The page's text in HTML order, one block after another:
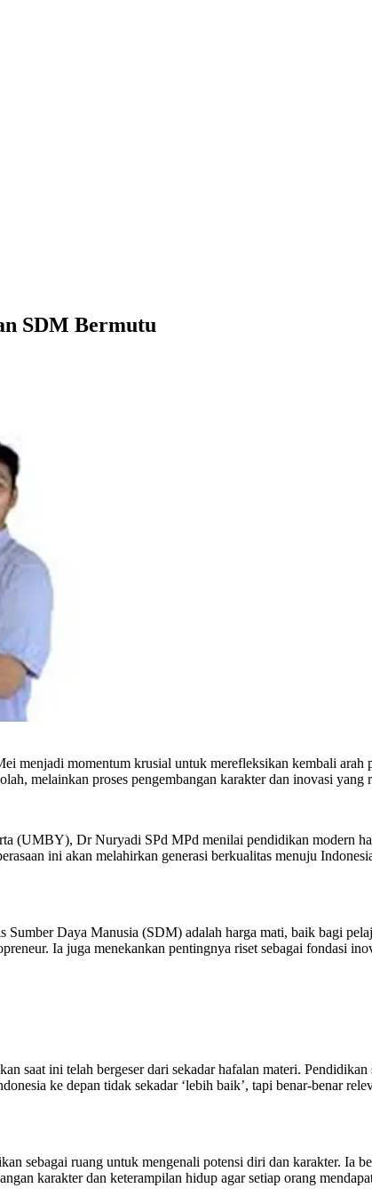
SDM Bermutu
menjadi momentum krusial untuk merefleksikan kembali arah
melainkan proses pengembangan karakter dan inovasi yang
(UMBY), Dr Nuryadi SPd MPd menilai pendidikan modern
ini akan melahirkan generasi berkualitas menuju
Daya Manusia (SDM) adalah harga mati, baik bagi
Ia juga menekankan pentingnya riset sebagai fondasi
ini telah bergeser dari sekadar hafalan materi. Pendidikan
ke depan tidak sekadar ‘lebih baik’, tapi benar-benar
sebagai ruang untuk mengenali potensi diri dan karakter. Ia
karakter dan keterampilan hidup agar setiap orang